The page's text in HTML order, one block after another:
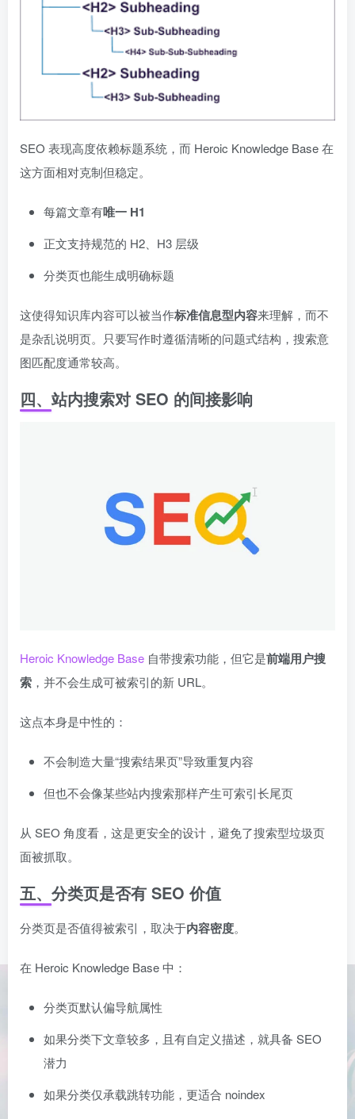
SEO 表现高度依赖标题系统，而 Heroic Knowledge Base 在
这方面相对克制但稳定。
每篇文章有唯一 H1
正文支持规范的 H2、H3 层级
分类页也能生成明确标题
这使得知识库内容可以被当作标准信息型内容来理解，而不
是杂乱说明页。只要写作时遵循清晰的问题式结构，搜索意
图匹配度通常较高。
四、站内搜索对 SEO 的间接影响
Heroic Knowledge Base 自带搜索功能，但它是前端用户搜
索 ，并不会生成可被索引的新 URL。
这点本身是中性的：
不会制造大量“搜索结果页”导致重复内容
但也不会像某些站内搜索那样产生可索引长尾页
从 SEO 角度看，这是更安全的设计，避免了搜索型垃圾页
面被抓取。
五、分类页是否有 SEO 价值
分类页是否值得被索引，取决于内容密度。
在 Heroic Knowledge Base 中：
分类页默认偏导航属性
如果分类下文章较多，且有自定义描述，就具备 SEO
潜力
如果分类仅承载跳转功能，更适合 noindex